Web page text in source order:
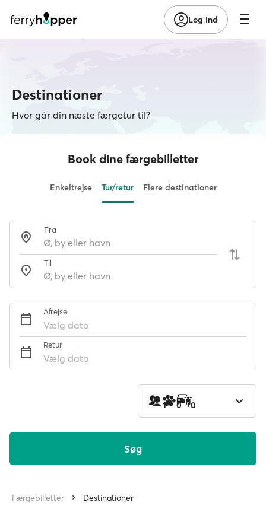
Log ind
Destinationer
Hvor går din næste færgetur til?
Book dine færgebilletter
Enkeltrejse Tur/retur Flere destinationer
Fra
Til
Afrejse
Vælg dato
Retur
Vælg dato
1 0 0
Søg
Færgebilletter Destinationer